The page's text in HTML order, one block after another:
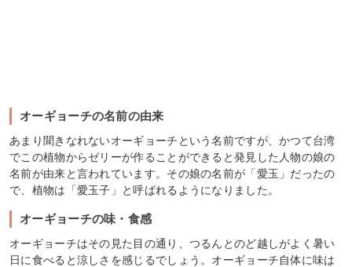
オーギョーチの名前の由来
あまり聞きなれないオーギョーチという名前ですが、かつて台湾
でこの植物からゼリーが作ることができると発見した人物の娘の
名前が由来と言われています。その娘の名前が「愛玉」だったの
で、植物は「愛玉子」と呼ばれるようになりました。
オーギョーチの味・食感
オーギョーチはその見た目の通り、つるんとのど越しがよく暑い
日に食べると涼しさを感じるでしょう。オーギョーチ自体に味は